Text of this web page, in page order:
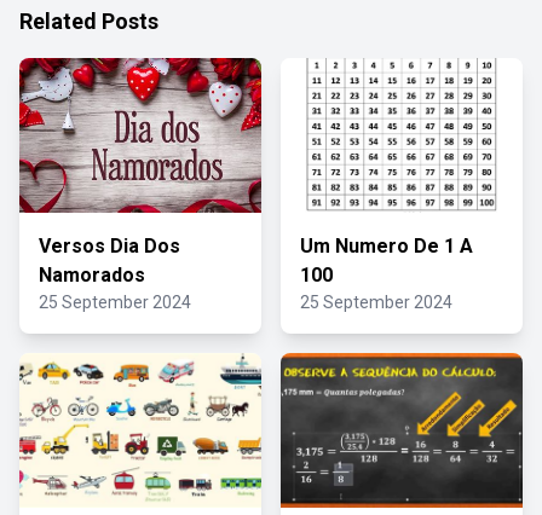
Related Posts
Versos Dia Dos
Namorados
25 September 2024
Um Numero De 1 A
100
25 September 2024